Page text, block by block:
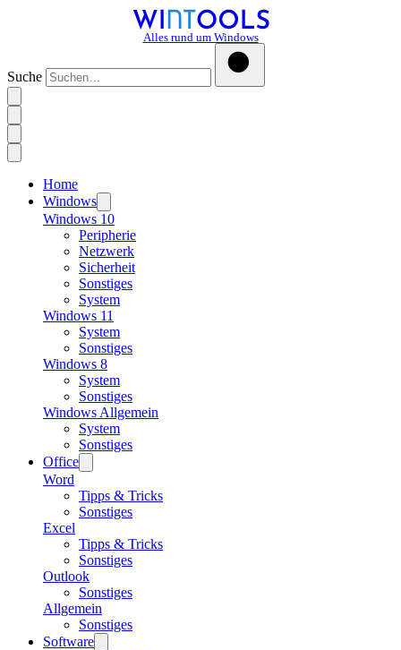
Alles rund um Windows
Suche
Home
Windows
Windows 10
Peripherie
Netzwerk
Sicherheit
Sonstiges
System
Windows 11
System
Sonstiges
Windows 8
System
Sonstiges
Windows Allgemein
System
Sonstiges
Office
Word
Tipps & Tricks
Sonstiges
Excel
Tipps & Tricks
Sonstiges
Outlook
Sonstiges
Allgemein
Sonstiges
Software